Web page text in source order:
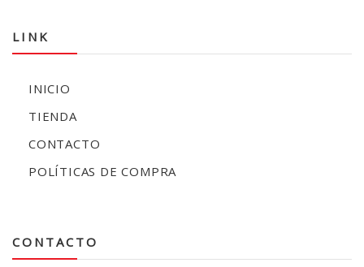
LINK
INICIO
TIENDA
CONTACTO
POLÍTICAS DE COMPRA
CONTACTO